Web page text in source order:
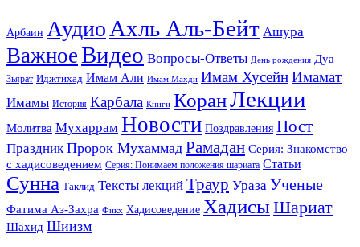
Арбаин АудиоАхль Аль-Бейт Ашура
ВажноеВидео Вопросы-Ответы День рождения Дуа
Зьярат Иджтихад Имам Али Имам Махди Имам ХусейнИмамат
Имамы История Карбала Книги КоранЛекции
Молитва Мухаррам Новости Поздравления Пост
Праздник Пророк Мухаммад Рамадан Серия: Знакомство
с хадисоведением Серия: Понимаем положения шариата Статьи
Сунна Таклид Тексты лекций Траур Ураза Ученые
Фатима Аз-Захра Фикх Хадисоведение ХадисыШариат
Шахид Шиизм